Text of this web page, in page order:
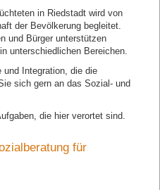
in Riedstadt wird von
der Bevölkerung begleitet.
und Bürger unterstützen
unterschiedlichen Bereichen.
und Integration, die die
sich gern an das Sozial- und
die hier verortet sind.
für